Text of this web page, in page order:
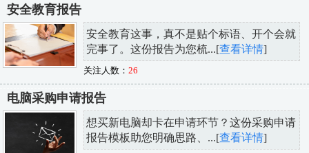
安全教育报告
安全教育这事，真不是贴个标语、开个会就
完事了。这份报告为您梳...[查看详情]
关注人数： 26
电脑采购申请报告
想买新电脑却卡在申请环节？这份采购申请
报告模板助您明确思路、...[查看详情]